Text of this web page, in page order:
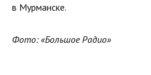
в Мурманске.
Фото: «Большое Радио»